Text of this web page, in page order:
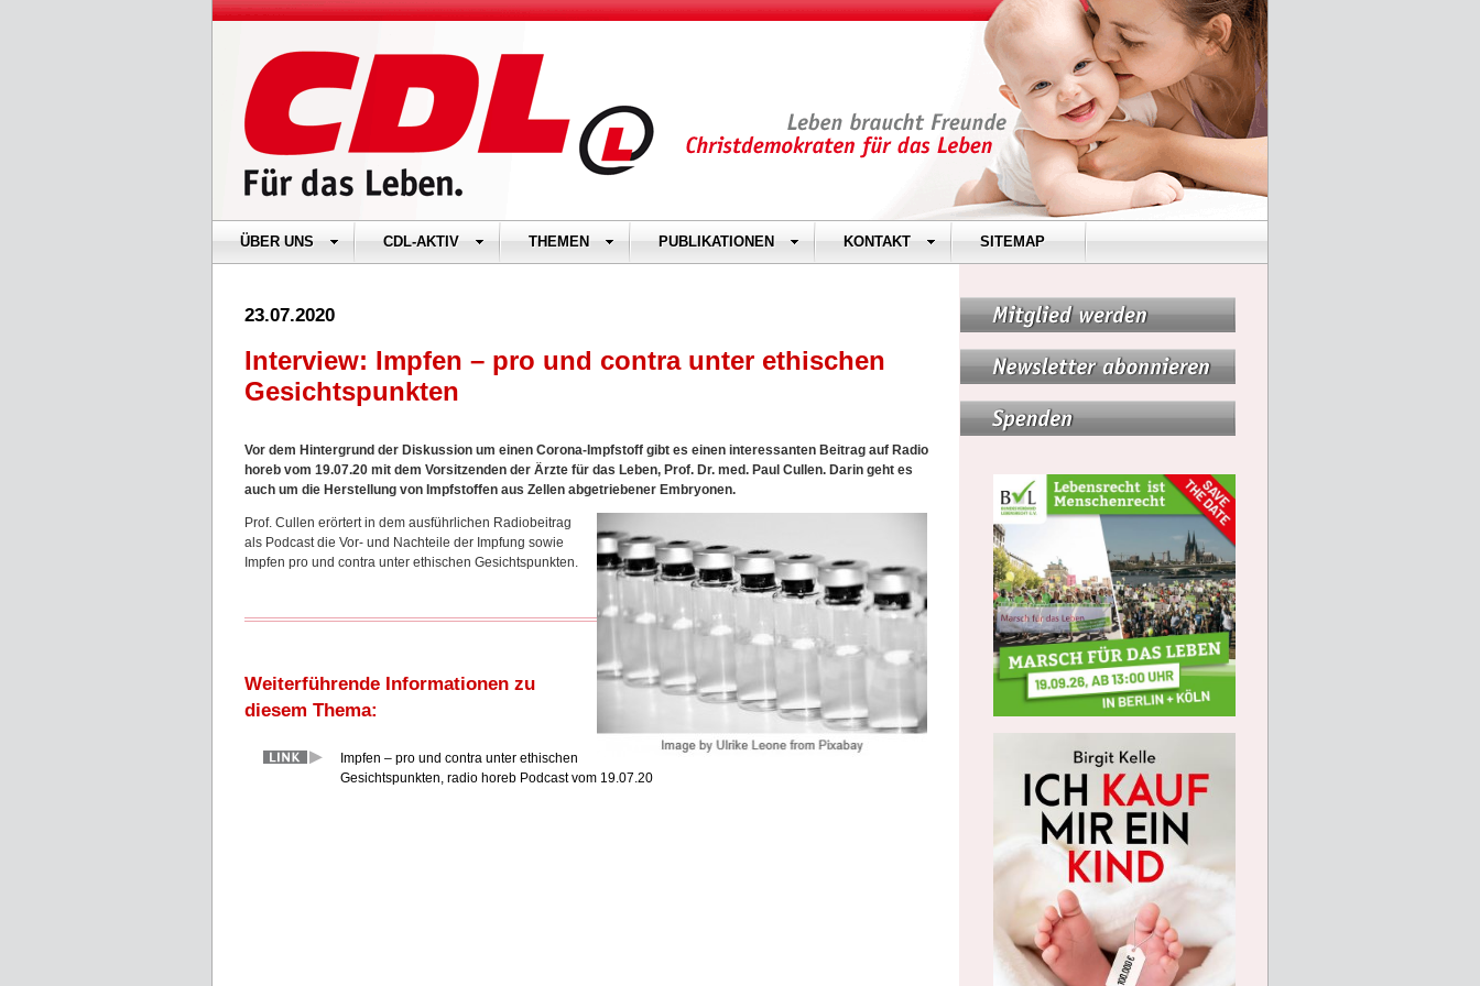
ÜBER UNS CDL-AKTIV THEMEN PUBLIKATIONEN KONTAKT SITEMAP
23.07.2020
Interview: Impfen – pro und contra unter ethischen
Gesichtspunkten
Vor dem Hintergrund der Diskussion um einen Corona-Impfstoff gibt es einen interessanten Beitrag auf Radio
horeb vom 19.07.20 mit dem Vorsitzenden der Ärzte für das Leben, Prof. Dr. med. Paul Cullen. Darin geht es
auch um die Herstellung von Impfstoffen aus Zellen abgetriebener Embryonen.
Prof. Cullen erörtert in dem ausführlichen Radiobeitrag
als Podcast die Vor- und Nachteile der Impfung sowie
Impfen pro und contra unter ethischen Gesichtspunkten.
Weiterführende Informationen zu
diesem Thema:
Impfen – pro und contra unter ethischen
Gesichtspunkten, radio horeb Podcast vom 19.07.20